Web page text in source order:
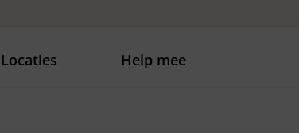
Locaties Help mee